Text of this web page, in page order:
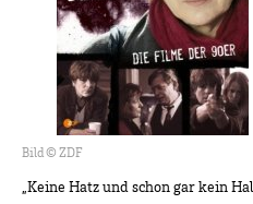
Bild © ZDF
„Keine Hatz und schon gar kein